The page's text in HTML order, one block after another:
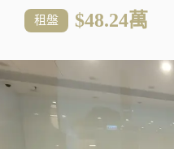
租盤 $48.24萬